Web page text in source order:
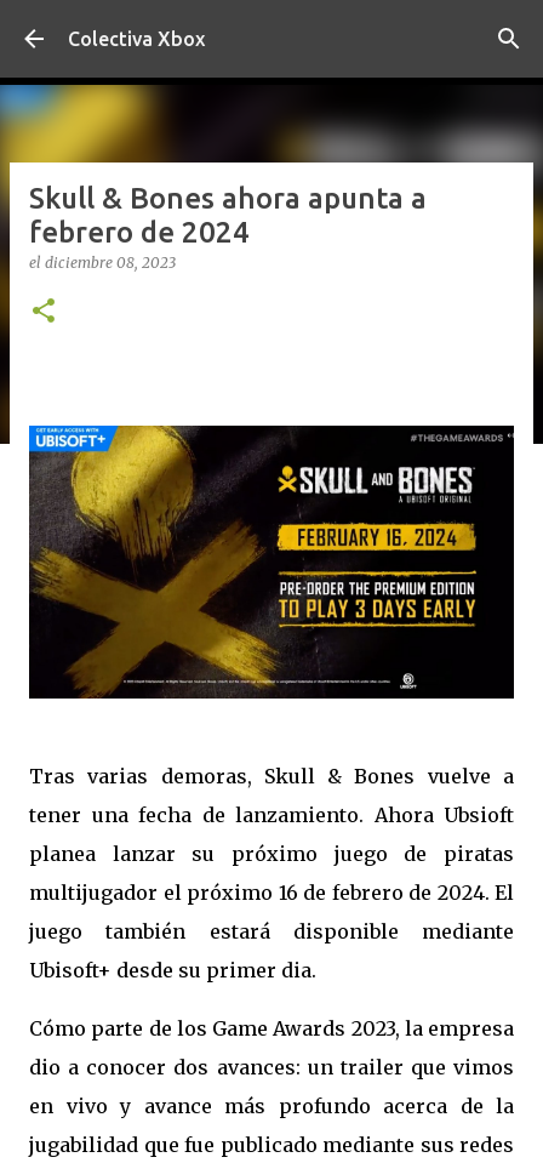
Ir al contenido principal
Colectiva Xbox
Skull & Bones ahora apunta a
febrero de 2024
el diciembre 08, 2023
Tras varias demoras, Skull & Bones vuelve a
tener una fecha de lanzamiento. Ahora Ubsioft
planea lanzar su próximo juego de piratas
multijugador el próximo 16 de febrero de 2024. El
juego también estará disponible mediante
Ubisoft+ desde su primer dia.
Cómo parte de los Game Awards 2023, la empresa
dio a conocer dos avances: un trailer que vimos
en vivo y avance más profundo acerca de la
jugabilidad que fue publicado mediante sus redes